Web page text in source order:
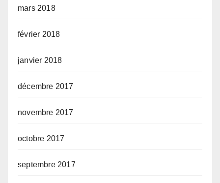
mars 2018
février 2018
janvier 2018
décembre 2017
novembre 2017
octobre 2017
septembre 2017